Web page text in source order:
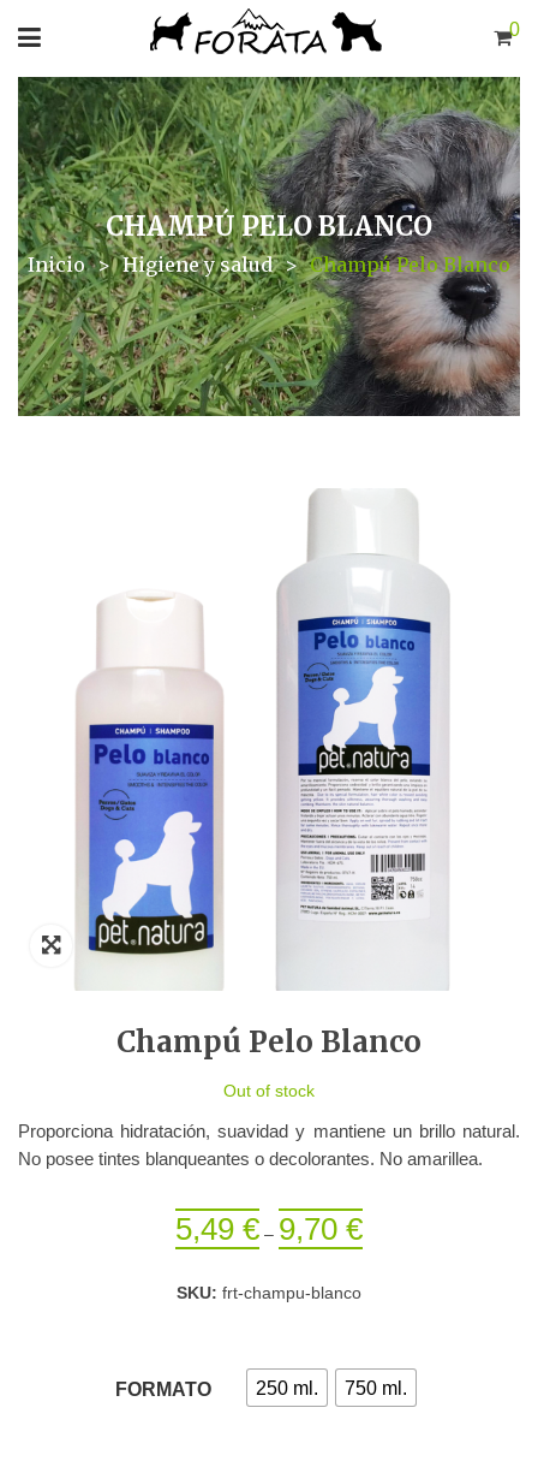
0
CHAMPÚ PELO BLANCO
Inicio > Higiene y salud > Champú Pelo Blanco
Champú Pelo Blanco
Out of stock
Proporciona hidratación, suavidad y mantiene un brillo natural.
5,49 € – 9,70 €
SKU: frt-champu-blanco
FORMATO 250 ml. 750 ml.